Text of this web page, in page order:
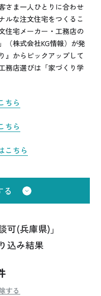
ック
Instagram
さま一人ひとりに合わせ
ルな注文住宅をつくるこ
住宅メーカー・工務店の
（株式会社KG情報）が発
』からピックアップして
務店選びは「家づくり学
ちら
ちら
こちら
る
可(兵庫県)」
込み結果
する